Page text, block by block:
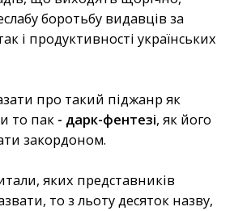
боротьбу видавців за
і продуктивності українських
про такий піджанр як
то пак - дарк-фентезі, як його
закордоном.
яких представників
то з льоту десяток назву,